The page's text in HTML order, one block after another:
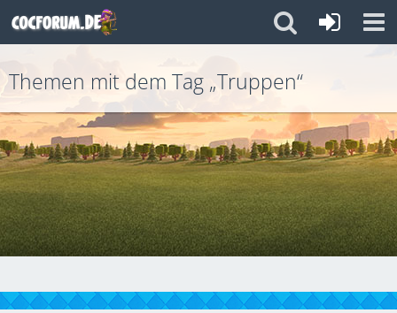
Themen mit dem Tag „Truppen“